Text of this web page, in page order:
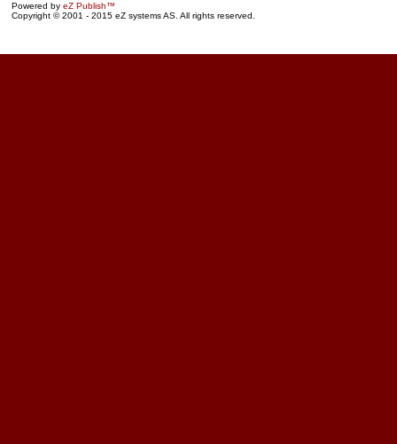
Powered by eZ Publish™
Copyright © 2001 - 2015 eZ systems AS. All rights reserved.